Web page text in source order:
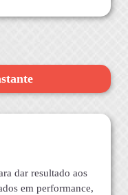
dar resultado aos
em performance,